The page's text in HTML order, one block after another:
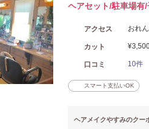
ヘアセット/駐車場有
アクセス おれ
カット
口コミ 10件
スマート支払いOK
ヘアメイクやすみのクー